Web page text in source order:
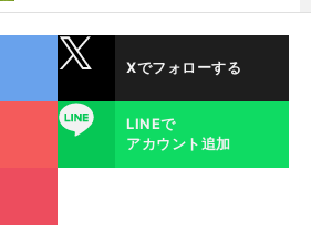
Xでフォローする
LINE
LINEで
アカウント追加